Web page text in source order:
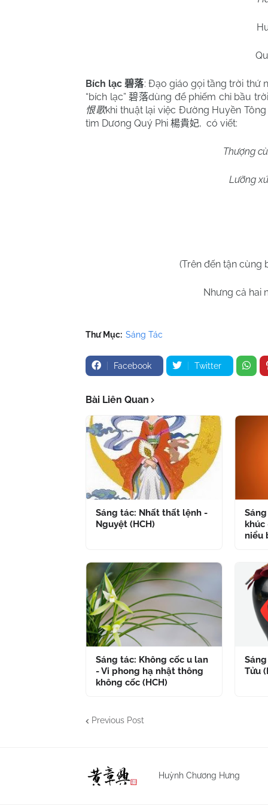
Bích lạc碧落: Đạo giáo gọi tầng trời thứ
“bích lạc”碧落dùng để phiếm chỉ bầu
恨歌khi thuật lại việc Đường Huyền Tông
tìm Dương Quý Phi 楊貴妃, có viết:
Thượng
Lưỡng
(Trên đến tận cùng
Nhưng cả hai
Thư Mục: Sáng Tác
Facebook Twitter
Bài Liên Quan
Sáng tác: Nhất thất lệnh -
Nguyệt (HCH)
khúc
niểu
Sáng tác: Không cốc u lan
- Vi phong hạ nhật thông
không cốc (HCH)
Tửu
Previous Post
Huỳnh Chương Hưng